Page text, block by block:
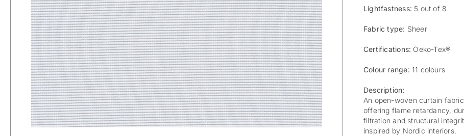
Lightfastness: 5 out of 8
Fabric type: Sheer
Certifications: Oeko-Tex®
Colour range: 11 colours
Description:
An open-woven curtain
offering flame retardancy,
filtration and structural
inspired by Nordic interiors.